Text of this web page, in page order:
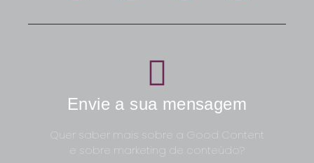
Envie a sua mensagem
Quer saber mais sobre a Good Content
e sobre marketing de conteúdo?